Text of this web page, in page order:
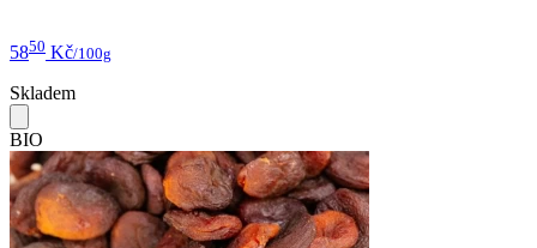
5850 Kč/100g
Skladem
BIO